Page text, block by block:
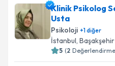
Klinik Psikolog
Usta
Psikoloji +1diğer
İstanbul, Başakşehir
5 (2